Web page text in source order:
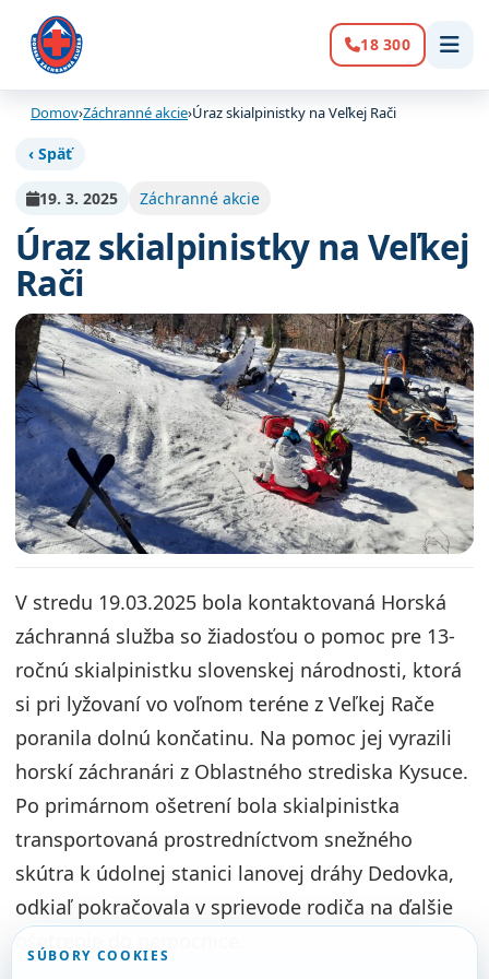
Volanie:
18 300
Domov›Záchranné akcie›Úraz skialpinistky na Veľkej Rači
‹ Späť
19. 3. 2025 Záchranné akcie
Úraz skialpinistky na Veľkej
Rači
V stredu 19.03.2025 bola kontaktovaná Horská
záchranná služba so žiadosťou o pomoc pre 13-
ročnú skialpinistku slovenskej národnosti, ktorá
si pri lyžovaní vo voľnom teréne z Veľkej Rače
poranila dolnú končatinu. Na pomoc jej vyrazili
horskí záchranári z Oblastného strediska Kysuce.
Po primárnom ošetrení bola skialpinistka
transportovaná prostredníctvom snežného
skútra k údolnej stanici lanovej dráhy Dedovka,
odkiaľ pokračovala v sprievode rodiča na ďalšie
ošetrenie do nemocnice.
SÚBORY COOKIES